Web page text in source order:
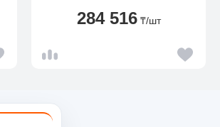
284 516 ₸/шт